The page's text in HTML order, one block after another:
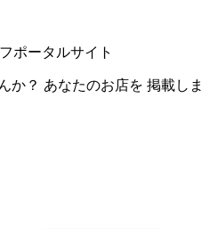
ポータルサイト
か？ あなたのお店を 掲載しま